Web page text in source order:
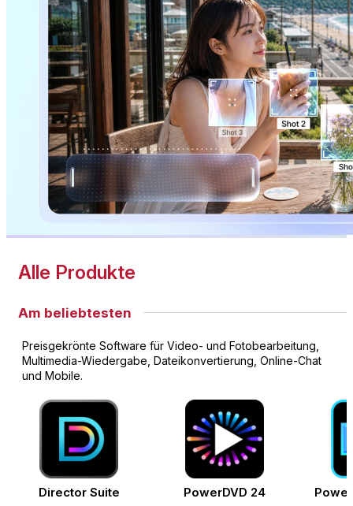
Alle Produkte
Am beliebtesten
Preisgekrönte Software für Video- und Fotobearbeitung,
Multimedia-Wiedergabe, Dateikonvertierung, Online-Chat
und Mobile.
Director Suite PowerDVD 24